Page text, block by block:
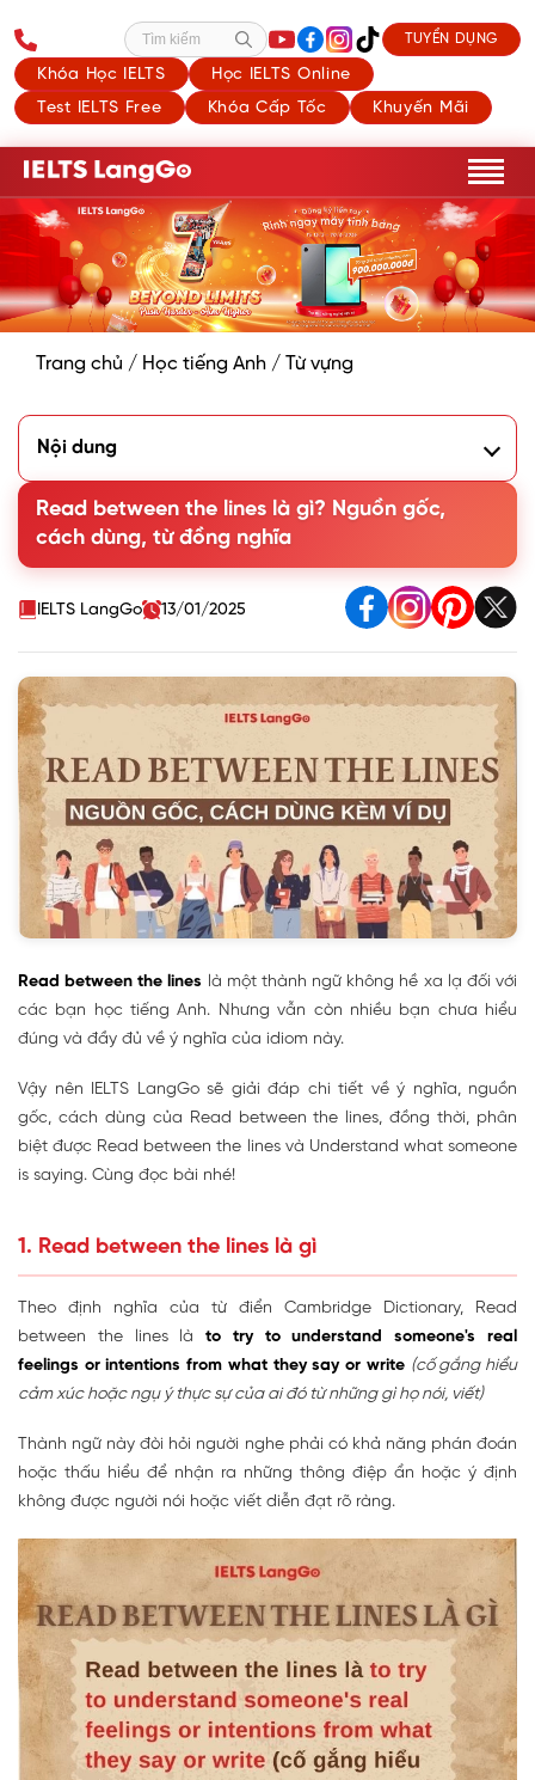
Khóa Học IELTS
Học IELTS Online
Test IELTS Free
Khóa Cấp Tốc Khuyến Mãi
Tìm kiếm TUYỂN DỤNG
Trang chủ / Học tiếng Anh / Từ vựng
Nội dung
2. Nguồn gốc của idiom Read between the lines
3. Cách sử dụng Read between the lines trong Tiếng Anh
4. Từ đồng nghĩa - trái nghĩa với Read between the lines
5. Read between the lines khác gì Understand what
6. Mẫu hội thoại ứng dụng Read between the lines
Read between the lines là gì? Nguồn gốc,
cách dùng, từ đồng nghĩa
IELTS LangGo 13/01/2025
Read between the lines là một thành ngữ không hề xa lạ đối với
các bạn học tiếng Anh. Nhưng vẫn còn nhiều bạn chưa hiểu
đúng và đầy đủ về ý nghĩa của idiom này.
Vậy nên IELTS LangGo sẽ giải đáp chi tiết về ý nghĩa, nguồn
gốc, cách dùng của Read between the lines, đồng thời, phân
biệt được Read between the lines và Understand what someone
is saying. Cùng đọc bài nhé!
1. Read between the lines là gì
Theo định nghĩa của từ điển Cambridge Dictionary, Read
between the lines làto try to understand someone's real
feelings or intentions from what they say or write (cố gắng hiểu
cảm xúc hoặc ngụ ý thực sự của ai đó từ những gì họ nói, viết)
Thành ngữ này đòi hỏi người nghe phải có khả năng phán đoán
hoặc thấu hiểu để nhận ra những thông điệp ẩn hoặc ý định
không được người nói hoặc viết diễn đạt rõ ràng.